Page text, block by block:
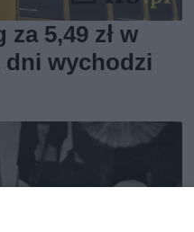
za 5,49 zł w
dni wychodzi